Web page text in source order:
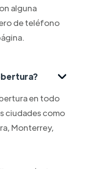
alguna
de teléfono
en todo
ciudades como
Monterrey,